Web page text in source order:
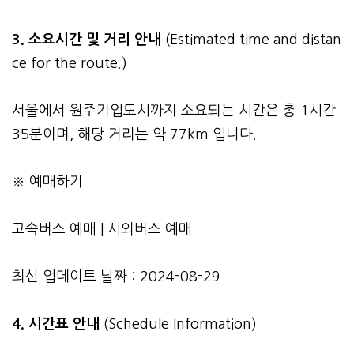
3. 소요시간 및 거리 안내 (Estimated time and distan
ce for the route.)
서울에서 원주기업도시까지 소요되는 시간은 총 1시간
35분이며, 해당 거리는 약 77km 입니다.
※ 예매하기
고속버스 예매 시외버스 예매
최신 업데이트 날짜 : 2024-08-29
4. 시간표 안내 (Schedule Information)